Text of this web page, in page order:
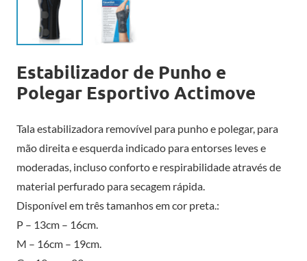
Estabilizador de Punho e
Polegar Esportivo Actimove
Tala estabilizadora removível para punho e polegar, para
mão direita e esquerda indicado para entorses leves e
moderadas, incluso conforto e respirabilidade através de
material perfurado para secagem rápida.
Disponível em três tamanhos em cor preta.:
P – 13cm – 16cm.
M – 16cm – 19cm.